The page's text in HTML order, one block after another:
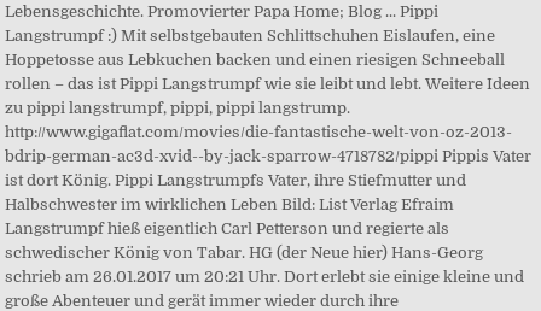
Lebensgeschichte. Promovierter Papa Home; Blog ... Pippi
Langstrumpf :) Mit selbstgebauten Schlittschuhen Eislaufen, eine
Hoppetosse aus Lebkuchen backen und einen riesigen Schneeball
rollen – das ist Pippi Langstrumpf wie sie leibt und lebt. Weitere Ideen
zu pippi langstrumpf, pippi, pippi langstrump.
http://www.gigaflat.com/movies/die-fantastische-welt-von-oz-2013-
bdrip-german-ac3d-xvid--by-jack-sparrow-4718782/pippi Pippis Vater
ist dort König. Pippi Langstrumpfs Vater, ihre Stiefmutter und
Halbschwester im wirklichen Leben Bild: List Verlag Efraim
Langstrumpf hieß eigentlich Carl Petterson und regierte als
schwedischer König von Tabar. HG (der Neue hier) Hans-Georg
schrieb am 26.01.2017 um 20:21 Uhr. Dort erlebt sie einige kleine und
große Abenteuer und gerät immer wieder durch ihre